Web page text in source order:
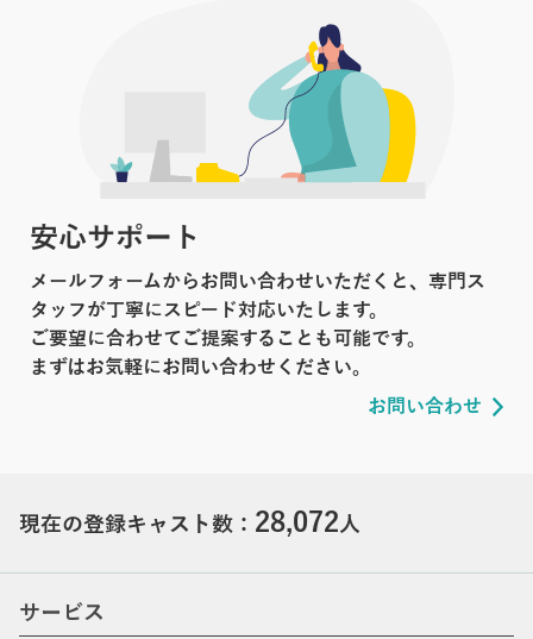
安心サポート
メールフォームからお問い合わせいただくと、専門ス
タッフが丁寧にスピード対応いたします。
ご要望に合わせてご提案することも可能です。
まずはお気軽にお問い合わせください。
お問い合わせ
現在の登録キャスト数： 28,072人
サービス